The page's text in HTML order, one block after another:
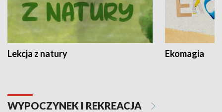
Lekcja z natury Ekomagia
WYPOCZYNEK I REKREACJA